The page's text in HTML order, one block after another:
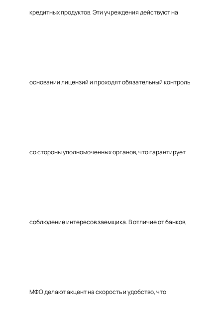
кредитных продуктов. Эти учреждения действуют на
основании лицензий и проходят обязательный контроль
со стороны уполномоченных органов, что гарантирует
соблюдение интересов заемщика. В отличие от банков,
МФО делают акцент на скорость и удобство, что